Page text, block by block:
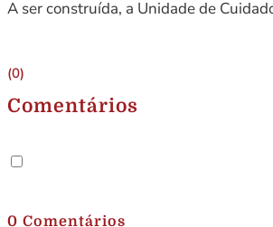
A ser construída, a Unidade de
(0)
Comentários
0 Comentários